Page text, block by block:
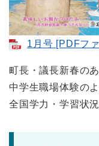
1月号 [PDFフ
町長・議長新春の
中学生職場体験の
全国学力・学習状